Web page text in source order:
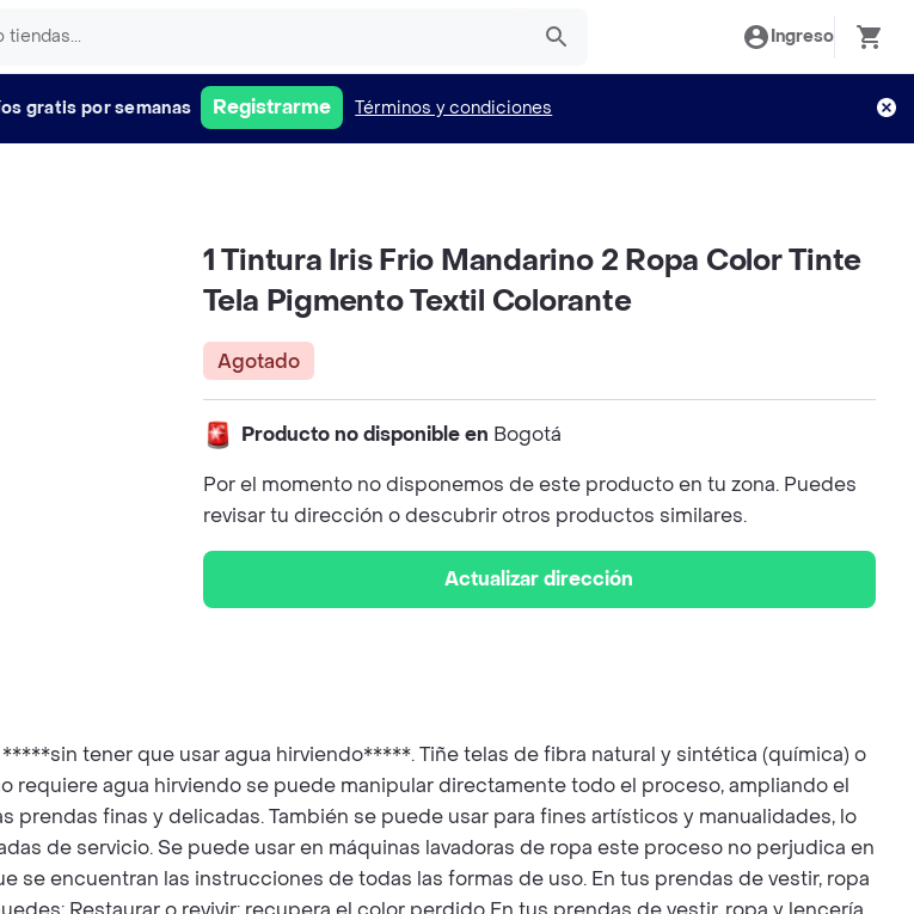
Ingreso
gratis por semanas Registrarme Términos y condiciones
1 Tintura Iris Frio Mandarino 2 Ropa Color Tinte
Tela Pigmento Textil Colorante
Agotado
Producto no disponible en Bogotá
Por el momento no disponemos de este producto en tu zona. Puedes
revisar tu dirección o descubrir otros productos similares.
Actualizar dirección
tener que usar agua hirviendo*****. Tiñe telas de fibra natural y sintética (química) o
requiere agua hirviendo se puede manipular directamente todo el proceso, ampliando el
finas y delicadas. También se puede usar para fines artísticos y manualidades, lo
de servicio. Se puede usar en máquinas lavadoras de ropa este proceso no perjudica en
se encuentran las instrucciones de todas las formas de uso. En tus prendas de vestir, ropa